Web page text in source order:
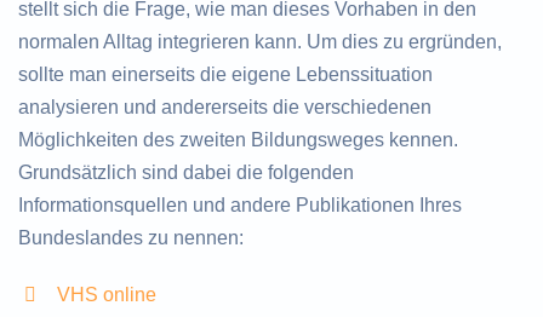
stellt sich die Frage, wie man dieses Vorhaben in den
normalen Alltag integrieren kann. Um dies zu ergründen,
sollte man einerseits die eigene Lebenssituation
analysieren und andererseits die verschiedenen
Möglichkeiten des zweiten Bildungsweges kennen.
Grundsätzlich sind dabei die folgenden
Informationsquellen und andere Publikationen Ihres
Bundeslandes zu nennen:
VHS online